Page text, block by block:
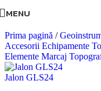
MENU
Prima pagină /
Accesorii Echipamente
Elemente Marcaj
Jalon GLS24